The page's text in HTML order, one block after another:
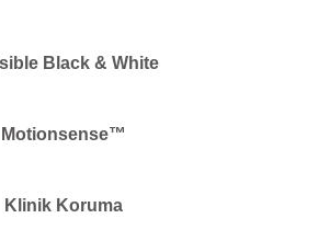
Black & White
Motionsense™
Klinik Koruma